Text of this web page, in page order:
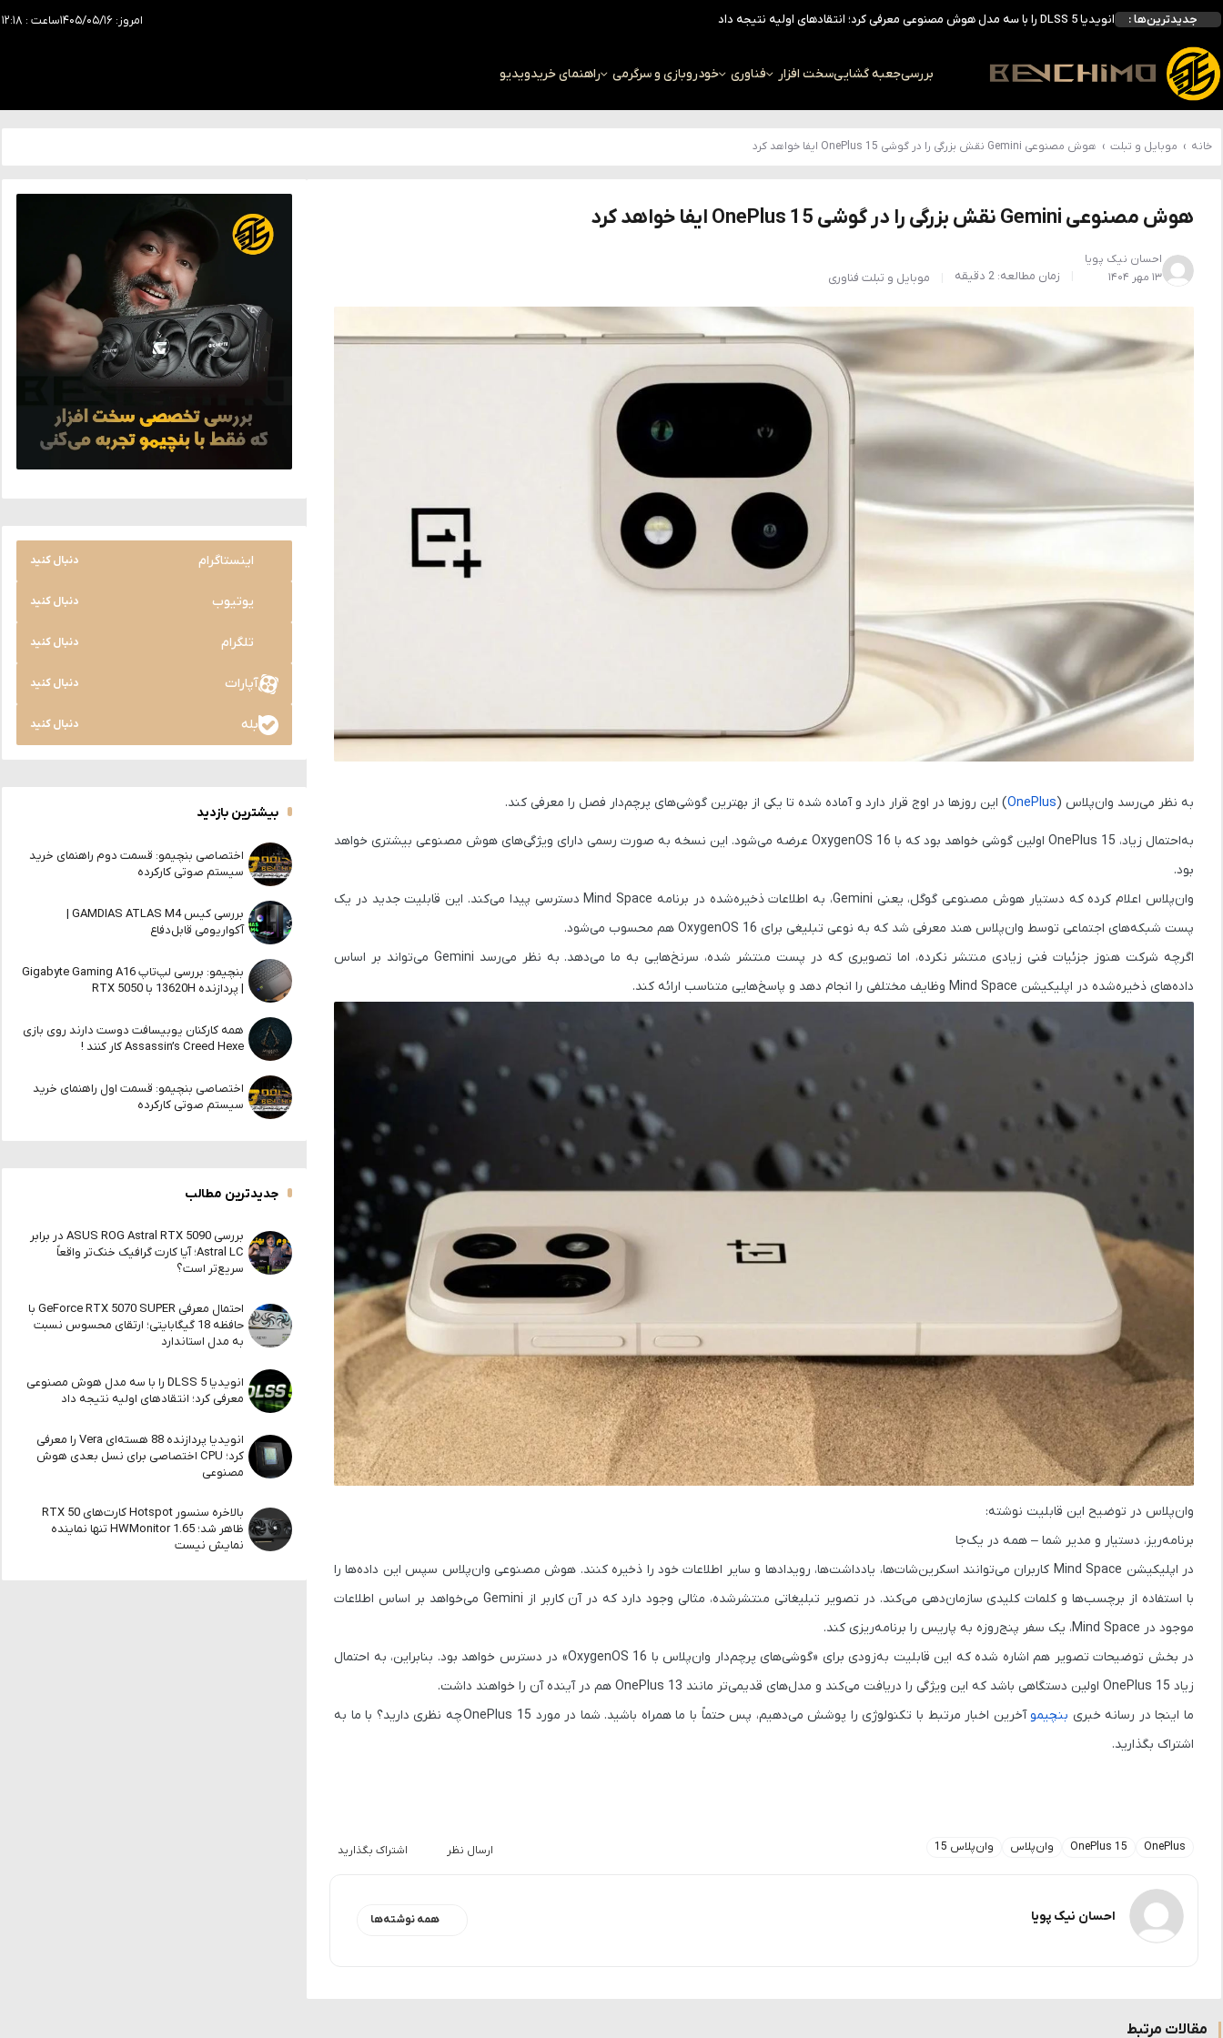
جدیدترین‌ها :
انویدیا DLSS 5 را با سه مدل هوش مصنوعی معرفی کرد؛ انتقادهای اولیه نتیجه داد
بررسی کیس GAMDIAS NESO P1 Pro؛ فول‌تاوری مهندسی‌شده برای سیستم‌های رده‌بالا
امروز: ۱۴۰۵/۰۵/۱۶ ساعت : ۱۲:۱۸
بررسیجعبه گشاییسخت افزار فناوری خودروبازی و سرگرمی راهنمای خریدویدیو
خانه › موبایل و تبلت › هوش مصنوعی Gemini نقش بزرگی را در گوشی OnePlus 15 ایفا خواهد کرد
هوش مصنوعی Gemini نقش بزرگی را در گوشی OnePlus 15 ایفا خواهد کرد
احسان نیک پویا
۱۳ مهر ۱۴۰۴
زمان مطالعه: 2 دقیقه موبایل و تبلت فناوری
به نظر می‌رسد وان‌پلاس (OnePlus) این روزها در اوج قرار دارد و آماده شده تا یکی از بهترین گوشی‌های پرچم‌دار فصل را معرفی کند.
به‌احتمال زیاد، OnePlus 15 اولین گوشی خواهد بود که با OxygenOS 16 عرضه می‌شود. این نسخه به صورت رسمی دارای ویژگی‌های هوش مصنوعی بیشتری خواهد
بود.
وان‌پلاس اعلام کرده که دستیار هوش مصنوعی گوگل، یعنی Gemini، به اطلاعات ذخیره‌شده در برنامه Mind Spaceدسترسی پیدا می‌کند. این قابلیت جدید در یک
پست شبکه‌های اجتماعی توسط وان‌پلاس هند معرفی شد که به نوعی تبلیغی برای OxygenOS 16 هم محسوب می‌شود.
اگرچه شرکت هنوز جزئیات فنی زیادی منتشر نکرده، اما تصویری که در پست منتشر شده، سرنخ‌هایی به ما می‌دهد. به نظر می‌رسد Gemini می‌تواند بر اساس
داده‌های ذخیره‌شده در اپلیکیشن Mind Space وظایف مختلفی را انجام دهد و پاسخ‌هایی متناسب ارائه کند.
وان‌پلاس در توضیح این قابلیت نوشته:
برنامه‌ریز، دستیار و مدیر شما – همه در یک‌جا
در اپلیکیشن Mind Space کاربران می‌توانند اسکرین‌شات‌ها، یادداشت‌ها، رویدادها و سایر اطلاعات خود را ذخیره کنند. هوش مصنوعی وان‌پلاس سپس این داده‌ها را
با استفاده از برچسب‌ها و کلمات کلیدی سازمان‌دهی می‌کند. در تصویر تبلیغاتی منتشرشده، مثالی وجود دارد که در آن کاربر از Gemini می‌خواهد بر اساس اطلاعات
موجود در Mind Space، یک سفر پنج‌روزه به پاریس را برنامه‌ریزی کند.
در بخش توضیحات تصویر هم اشاره شده که این قابلیت به‌زودی برای «گوشی‌های پرچم‌دار وان‌پلاس با OxygenOS 16» در دسترس خواهد بود. بنابراین، به احتمال
زیاد OnePlus 15 اولین دستگاهی باشد که این ویژگی را دریافت می‌کند و مدل‌های قدیمی‌تر مانند OnePlus 13 هم در آینده آن را خواهند داشت.
ما اینجا در رسانه خبری بنچیمو آخرین اخبار مرتبط با تکنولوژی را پوشش می‌دهیم، پس حتماً با ما همراه باشید. شما در مورد OnePlus 15چه نظری دارید؟ با ما به
اشتراک بگذارید.
OnePlus
OnePlus 15 وان‌پلاس وان‌پلاس 15 ارسال نظر اشتراک بگذارید
احسان نیک پویا همه نوشته‌ها
مقالات مرتبط
اینستاگرام دنبال کنید
یوتیوب دنبال کنید
تلگرام دنبال کنید
آپارات دنبال کنید
بله دنبال کنید
بیشترین بازدید
اختصاصی بنچیمو: قسمت دوم راهنمای خرید
سیستم صوتی کارکرده
بررسی کیس GAMDIAS ATLAS M4 |
آکواریومی قابل‌دفاع
بنچیمو: بررسی لپ‌تاپ Gigabyte Gaming A16
| پردازنده 13620H با RTX 5050
همه کارکنان یوبیسافت دوست دارند روی بازی
Assassin’s Creed Hexe کار کنند !
اختصاصی بنچیمو: قسمت اول راهنمای خرید
سیستم صوتی کارکرده
جدیدترین مطالب
بررسی ASUS ROG Astral RTX 5090 در برابر
Astral LC؛ آیا کارت گرافیک خنک‌تر واقعاً
سریع‌تر است؟
احتمال معرفی GeForce RTX 5070 SUPER با
حافظه 18 گیگابایتی؛ ارتقای محسوس نسبت
به مدل استاندارد
انویدیا DLSS 5 را با سه مدل هوش مصنوعی
معرفی کرد؛ انتقادهای اولیه نتیجه داد
انویدیا پردازنده 88 هسته‌ای Vera را معرفی
کرد؛ CPU اختصاصی برای نسل بعدی هوش
مصنوعی
بالاخره سنسور Hotspot کارت‌های RTX 50
ظاهر شد؛ HWMonitor 1.65 تنها نماینده
نمایش نیست